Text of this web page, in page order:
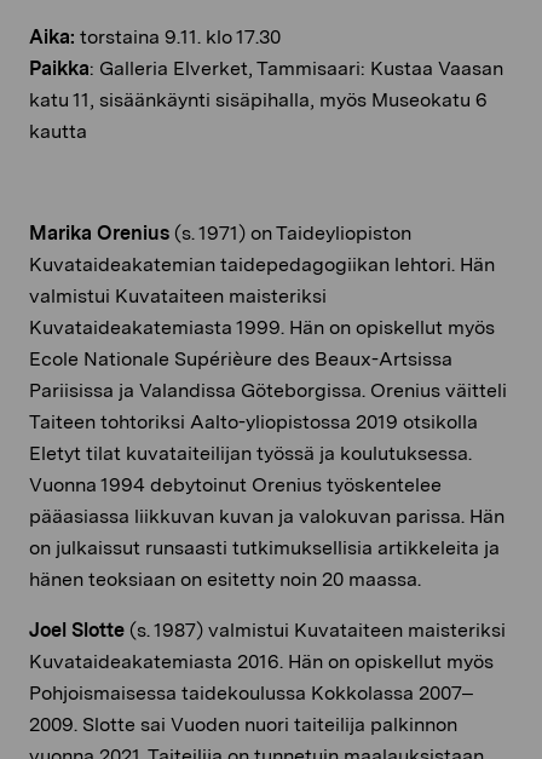
Aika: torstaina 9.11. klo 17.30
Paikka: Galleria Elverket, Tammisaari: Kustaa Vaasan
katu 11, sisäänkäynti sisäpihalla, myös Museokatu 6
kautta
Marika Orenius (s. 1971) on Taideyliopiston
Kuvataideakatemian taidepedagogiikan lehtori. Hän
valmistui Kuvataiteen maisteriksi
Kuvataideakatemiasta 1999. Hän on opiskellut myös
Ecole Nationale Supérièure des Beaux-Artsissa
Pariisissa ja Valandissa Göteborgissa. Orenius väitteli
Taiteen tohtoriksi Aalto-yliopistossa 2019 otsikolla
Eletyt tilat kuvataiteilijan työssä ja koulutuksessa.
Vuonna 1994 debytoinut Orenius työskentelee
pääasiassa liikkuvan kuvan ja valokuvan parissa. Hän
on julkaissut runsaasti tutkimuksellisia artikkeleita ja
hänen teoksiaan on esitetty noin 20 maassa.
Joel Slotte (s. 1987) valmistui Kuvataiteen maisteriksi
Kuvataideakatemiasta 2016. Hän on opiskellut myös
Pohjoismaisessa taidekoulussa Kokkolassa 2007–
2009. Slotte sai Vuoden nuori taiteilija palkinnon